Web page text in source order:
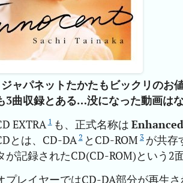
ャパネットたかたもビックリのお
3曲収録とある…没になった動画は
EXTRA 1 も、正式名称は
とは、CD-DA2 とCD-ROM 3 が共存
が記録されたCD(CD-ROM)という2
プレイヤーではCD-DA部分が再生